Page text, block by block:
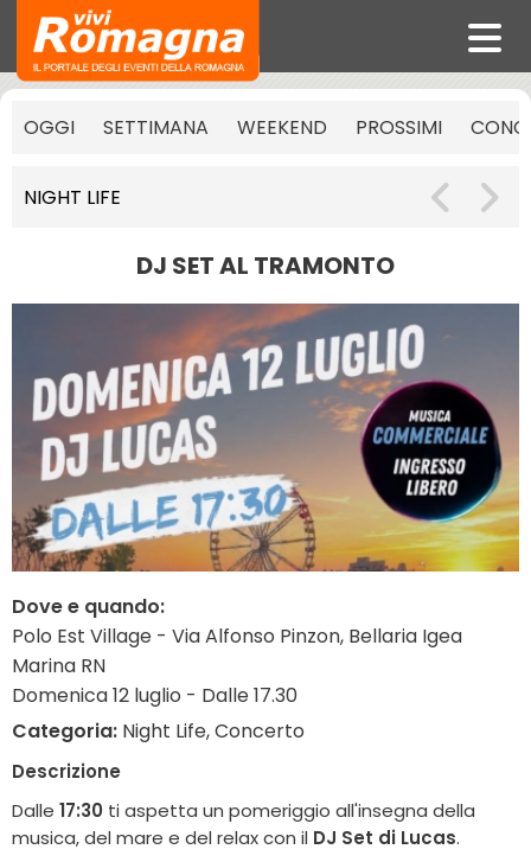
OGGI SETTIMANA WEEKEND PROSSIMI
NIGHT LIFE
DJ SET AL TRAMONTO
Dove e quando:
Polo Est Village - Via Alfonso Pinzon, Bellaria Igea
Marina RN
Domenica 12 luglio - Dalle 17.30
Categoria: Night Life, Concerto
Descrizione
Dalle 17:30 ti aspetta un pomeriggio all'insegna della
musica, del mare e del relax con il DJ Set di Lucas.